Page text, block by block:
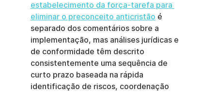
estabelecimento da força-tarefa para
eliminar o preconceito anticristão é
separado dos comentários sobre a
implementação, mas análises jurídicas e
de conformidade têm descrito
consistentemente uma sequência de
curto prazo baseada na rápida
identificação de riscos, coordenação